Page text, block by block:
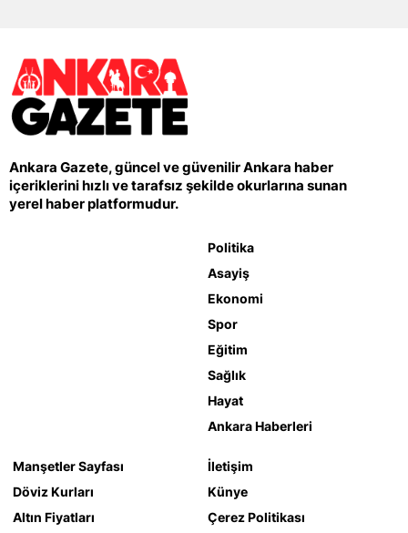
Ankara Gazete, güncel ve güvenilir Ankara haber
içeriklerini hızlı ve tarafsız şekilde okurlarına sunan
yerel haber platformudur.
Politika
Asayiş
Ekonomi
Spor
Eğitim
Sağlık
Hayat
Ankara Haberleri
Manşetler Sayfası
Döviz Kurları
Altın Fiyatları
İletişim
Künye
Çerez Politikası